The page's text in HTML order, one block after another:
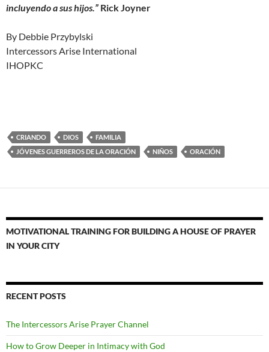
incluyendo a sus hijos.” Rick Joyner
By Debbie Przybylski
Intercessors Arise International
IHOPKC
CRIANDO DIOS
FAMILIA
JÓVENES GUERREROS DE LA ORACIÓN
NIÑOS ORACIÓN
MOTIVATIONAL TRAINING FOR BUILDING A HOUSE OF PRAYER
IN YOUR CITY
RECENT POSTS
The Intercessors Arise Prayer Channel
How to Grow Deeper in Intimacy with God